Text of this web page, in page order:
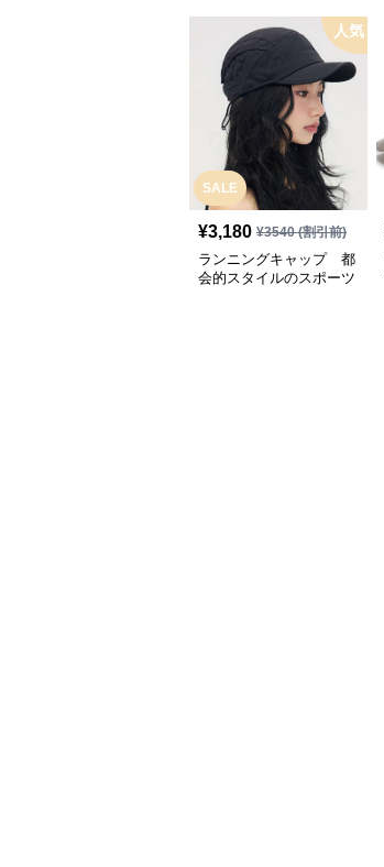
SALE
人気
¥3,180 ¥3540(割引前)
ランニングキャップ 都
会的スタイルのスポーツ